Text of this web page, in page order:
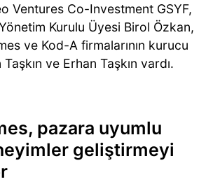
Ventures Co-Investment GSYF,
Kurulu Üyesi Birol Özkan,
ve Kod-A firmalarının kurucu
ve Erhan Taşkın vardı.
pazara uyumlu
geliştirmeyi